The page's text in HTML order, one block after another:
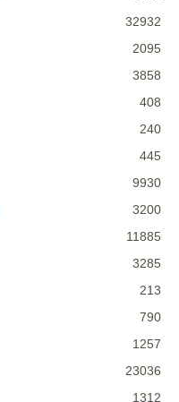
32932
2095
3858
408
240
445
9930
3200
11885
3285
213
790
1257
23036
1312